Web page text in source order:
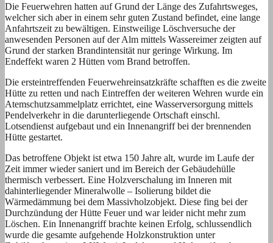
Die Feuerwehren hatten auf Grund der Länge des Zufahrtsweges,
welcher sich aber in einem sehr guten Zustand befindet, eine lange
Anfahrtszeit zu bewältigen. Einstweilige Löschversuche der
anwesenden Personen auf der Alm mittels Wassereimer zeigten auf
Grund der starken Brandintensität nur geringe Wirkung. Im
Endeffekt waren 2 Hütten vom Brand betroffen.
Die ersteintreffenden Feuerwehreinsatzkräfte schafften es die zweite
Hütte zu retten und nach Eintreffen der weiteren Wehren wurde ein
Atemschutzsammelplatz errichtet, eine Wasserversorgung mittels
Pendelverkehr in die darunterliegende Ortschaft einschl.
Lotsendienst aufgebaut und ein Innenangriff bei der brennenden
Hütte gestartet.
Das betroffene Objekt ist etwa 150 Jahre alt, wurde im Laufe der
Zeit immer wieder saniert und im Bereich der Gebäudehülle
thermisch verbessert. Eine Holzverschalung im Inneren mit
dahinterliegender Mineralwolle – Isolierung bildet die
Wärmedämmung bei dem Massivholzobjekt. Diese fing bei der
Durchzündung der Hütte Feuer und war leider nicht mehr zum
Löschen. Ein Innenangriff brachte keinen Erfolg, schlussendlich
wurde die gesamte aufgehende Holzkonstruktion unter